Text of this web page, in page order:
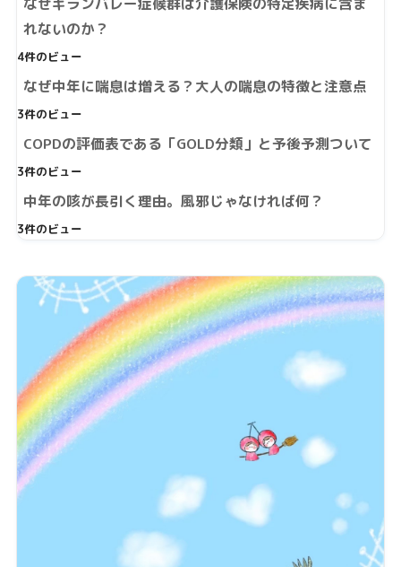
れないのか？
4件のビュー
なぜ中年に喘息は増える？大人の喘息の特徴と注意点
3件のビュー
COPDの評価表である「GOLD分類」と予後予測ついて
3件のビュー
中年の咳が長引く理由。風邪じゃなければ何？
3件のビュー